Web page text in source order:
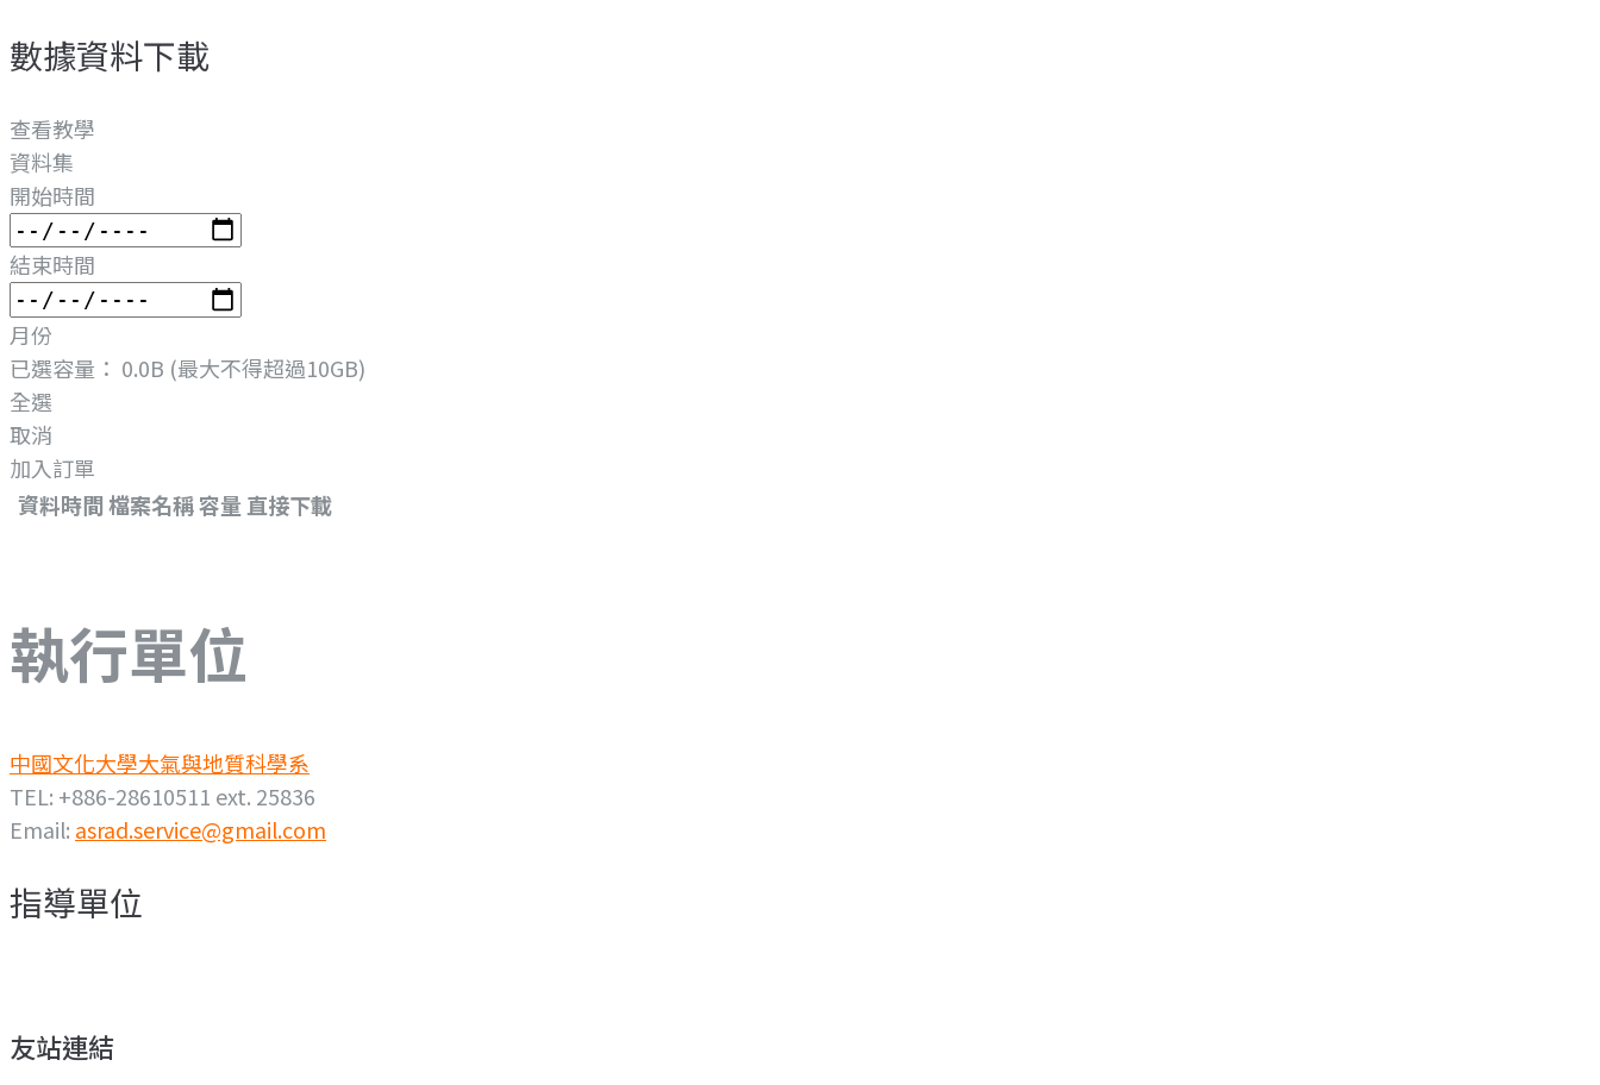
數據資料下載
查看教學
資料集
開始時間
結束時間
月份
已選容量： 0.0B (最大不得超過10GB)
全選
取消
加入訂單
資料時間檔案名稱容量直接下載
執行單位
中國文化大學大氣與地質科學系
TEL: +886-28610511 ext. 25836
Email: asrad.service@gmail.com
指導單位
友站連結